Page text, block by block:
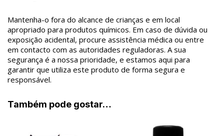
Mantenha-o fora do alcance de crianças e em local
apropriado para produtos químicos. Em caso de dúvida ou
exposição acidental, procure assistência médica ou entre
em contacto com as autoridades reguladoras. A sua
segurança é a nossa prioridade, e estamos aqui para
garantir que utiliza este produto de forma segura e
responsável.
Também pode gostar…